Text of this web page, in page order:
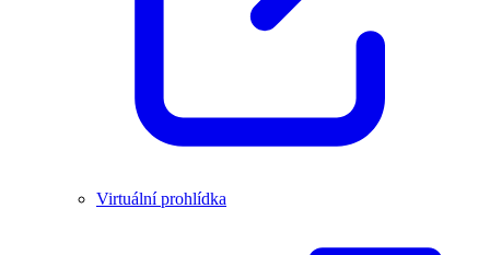
Virtuální prohlídka